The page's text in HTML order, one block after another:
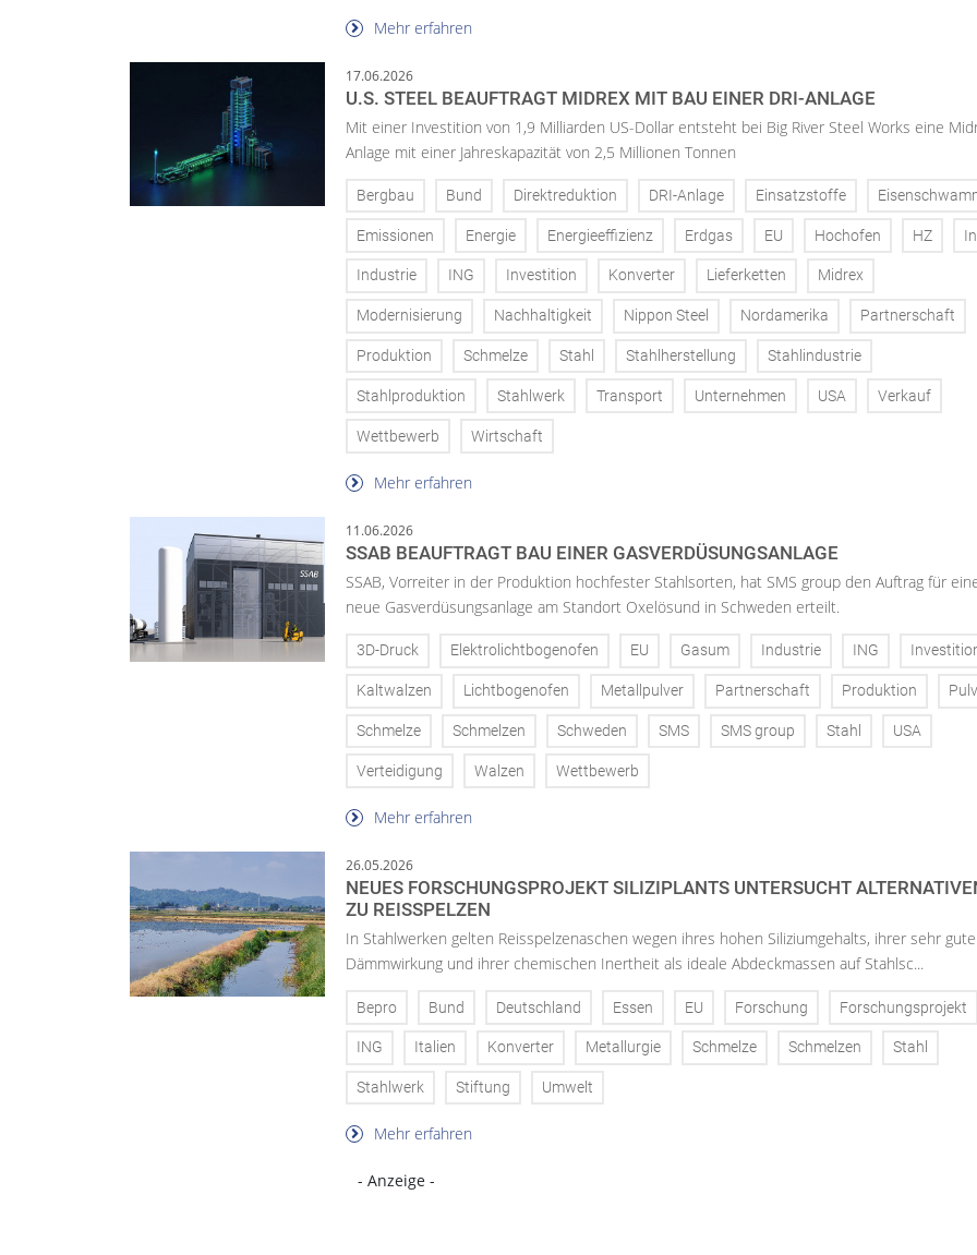
Mehr erfahren
17.06.2026
U.S. STEEL BEAUFTRAGT MIDREX MIT BAU EINER DRI-ANLAGE
Mit einer Investition von 1,9 Milliarden US-Dollar entsteht bei Big River Steel Works eine
Anlage mit einer Jahreskapazität von 2,5 Millionen Tonnen
Bergbau Bund Direktreduktion DRI-Anlage Einsatzstoffe
Emissionen Energie Energieeffizienz Erdgas EU Hochofen HZ
Industrie ING Investition Konverter Lieferketten Midrex
Modernisierung Nachhaltigkeit Nippon Steel Nordamerika Partnerschaft
Produktion Schmelze Stahl Stahlherstellung Stahlindustrie
Stahlproduktion Stahlwerk Transport Unternehmen USA Verkauf
Wettbewerb Wirtschaft
Mehr erfahren
11.06.2026
SSAB BEAUFTRAGT BAU EINER GASVERDÜSUNGSANLAGE
SSAB, Vorreiter in der Produktion hochfester Stahlsorten, hat SMS group den Auftrag für
neue Gasverdüsungsanlage am Standort Oxelösund in Schweden erteilt.
3D-Druck Elektrolichtbogenofen EU Gasum Industrie ING
Kaltwalzen Lichtbogenofen Metallpulver Partnerschaft Produktion
Schmelze Schmelzen Schweden SMS SMS group Stahl USA
Verteidigung Walzen Wettbewerb
Mehr erfahren
26.05.2026
NEUES FORSCHUNGSPROJEKT SILIZIPLANTS UNTERSUCHT
ZU REISSPELZEN
In Stahlwerken gelten Reisspelzenaschen wegen ihres hohen Siliziumgehalts, ihrer sehr
Dämmwirkung und ihrer chemischen Inertheit als ideale Abdeckmassen auf Stahlsc...
Bepro Bund Deutschland Essen EU Forschung Forschungsprojekt
ING Italien Konverter Metallurgie Schmelze Schmelzen Stahl
Stahlwerk Stiftung Umwelt
Mehr erfahren
- Anzeige -